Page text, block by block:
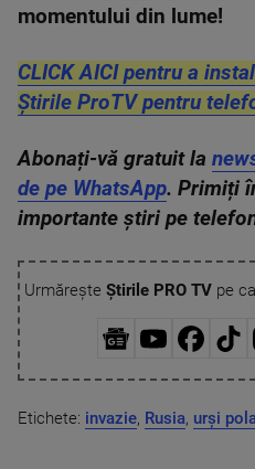
momentului din lume!
CLICK AICI pentru a
Știrile ProTV pentru
Abonați-vă gratuit la
de pe WhatsApp. Primiți
importante știri pe
Urmărește Știrile PRO TVpe
Etichete: invazie, Rusia, urși